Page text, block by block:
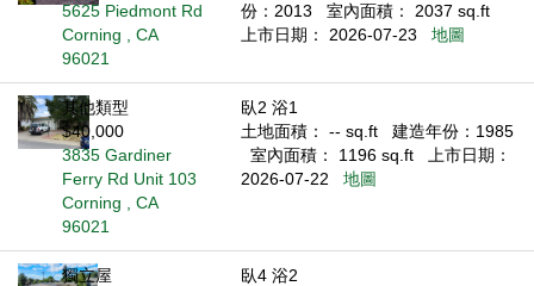
5625 Piedmont Rd
Corning , CA
96021
份：2013
室內面積： 2037 sq.ft
上市日期： 2026-07-23
地圖
其他類型
$40,000
3835 Gardiner
Ferry Rd Unit 103
Corning , CA
96021
臥2 浴1
土地面積： -- sq.ft
建造年份：1985
室內面積： 1196 sq.ft
上市日期：
2026-07-22
地圖
獨立屋
臥4 浴2